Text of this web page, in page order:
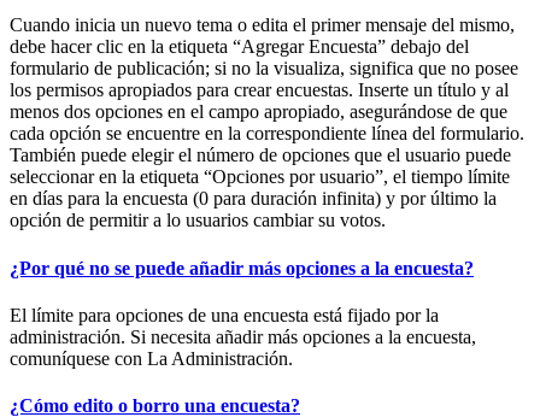
Cuando inicia un nuevo tema o edita el primer mensaje del mismo,
debe hacer clic en la etiqueta “Agregar Encuesta” debajo del
formulario de publicación; si no la visualiza, significa que no posee
los permisos apropiados para crear encuestas. Inserte un título y al
menos dos opciones en el campo apropiado, asegurándose de que
cada opción se encuentre en la correspondiente línea del formulario.
También puede elegir el número de opciones que el usuario puede
seleccionar en la etiqueta “Opciones por usuario”, el tiempo límite
en días para la encuesta (0 para duración infinita) y por último la
opción de permitir a lo usuarios cambiar su votos.
¿Por qué no se puede añadir más opciones a la encuesta?
El límite para opciones de una encuesta está fijado por la
administración. Si necesita añadir más opciones a la encuesta,
comuníquese con La Administración.
¿Cómo edito o borro una encuesta?